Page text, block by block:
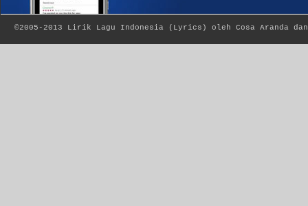
©2005-2013 Lirik Lagu Indonesia ( Lyrics ) oleh Cosa Aranda